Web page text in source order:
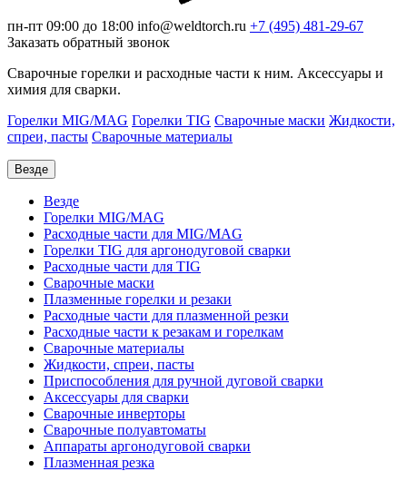
пн-пт 09:00 до 18:00 info@weldtorch.ru +7 (495) 481-29-67
Заказать обратный звонок
Сварочные горелки и расходные части к ним. Аксессуары и
химия для сварки.
Горелки MIG/MAG Горелки TIG Сварочные маски Жидкости,
спреи, пасты Сварочные материалы
Везде
Везде
Горелки MIG/MAG
Расходные части для MIG/MAG
Горелки TIG для аргонодуговой сварки
Расходные части для TIG
Сварочные маски
Плазменные горелки и резаки
Расходные части для плазменной резки
Расходные части к резакам и горелкам
Сварочные материалы
Жидкости, спреи, пасты
Приспособления для ручной дуговой сварки
Аксессуары для сварки
Сварочные инверторы
Сварочные полуавтоматы
Аппараты аргонодуговой сварки
Плазменная резка